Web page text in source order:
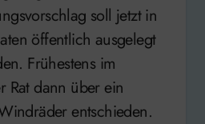
soll jetzt in
öffentlich ausgelegt
Frühestens im
Rat dann über ein
entschieden.